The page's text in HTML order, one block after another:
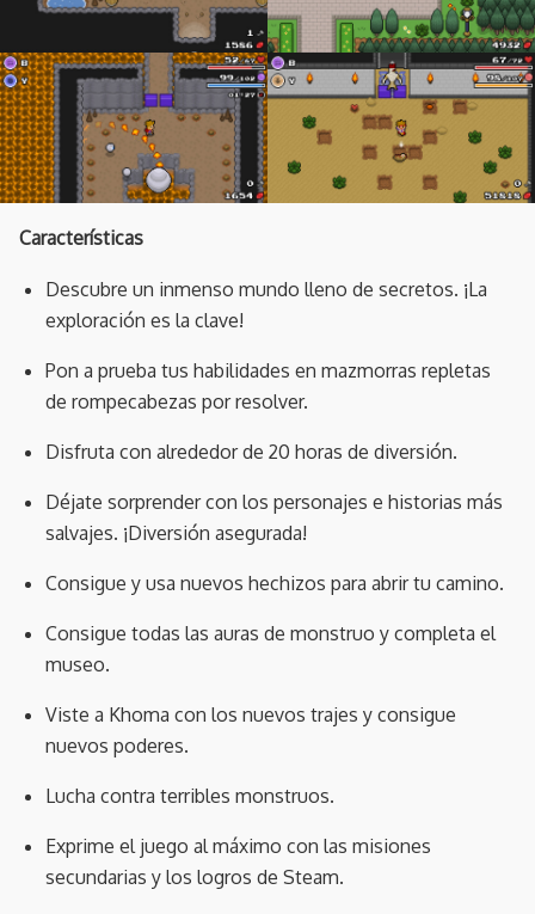
Características
Descubre un inmenso mundo lleno de secretos. ¡La
exploración es la clave!
Pon a prueba tus habilidades en mazmorras repletas
de rompecabezas por resolver.
Disfruta con alrededor de 20 horas de diversión.
Déjate sorprender con los personajes e historias más
salvajes. ¡Diversión asegurada!
Consigue y usa nuevos hechizos para abrir tu camino.
Consigue todas las auras de monstruo y completa el
museo.
Viste a Khoma con los nuevos trajes y consigue
nuevos poderes.
Lucha contra terribles monstruos.
Exprime el juego al máximo con las misiones
secundarias y los logros de Steam.